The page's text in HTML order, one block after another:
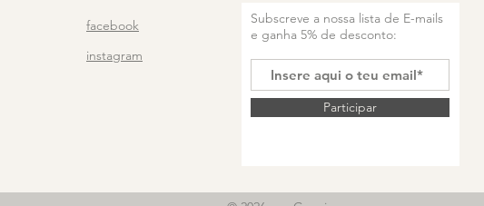
facebook
instagram
Subscreve a nossa lista de E-mails
e ganha 5% de desconto:
Participar